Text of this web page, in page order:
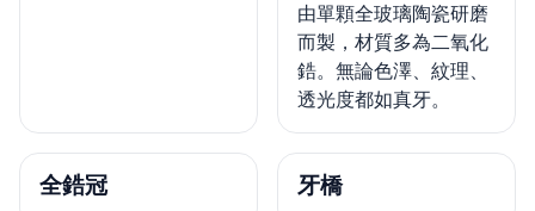
由單顆全玻璃陶瓷研磨
而製，材質多為二氧化
鋯。無論色澤、紋理、
透光度都如真牙。
全鋯冠 牙橋